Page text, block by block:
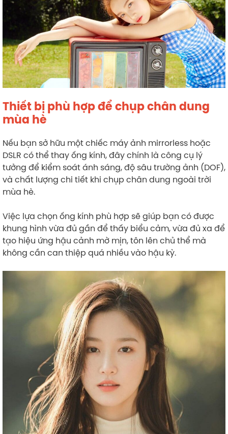
Thiết bị phù hợp để chụp chân dung
mùa hè
Nếu bạn sở hữu một chiếc máy ảnh mirrorless hoặc
DSLR có thể thay ống kính, đây chính là công cụ lý
tưởng để kiểm soát ánh sáng, độ sâu trường ảnh (DOF),
và chất lượng chi tiết khi chụp chân dung ngoài trời
mùa hè.
Việc lựa chọn ống kính phù hợp sẽ giúp bạn có được
khung hình vừa đủ gần để thấy biểu cảm, vừa đủ xa để
tạo hiệu ứng hậu cảnh mờ mịn, tôn lên chủ thể mà
không cần can thiệp quá nhiều vào hậu kỳ.